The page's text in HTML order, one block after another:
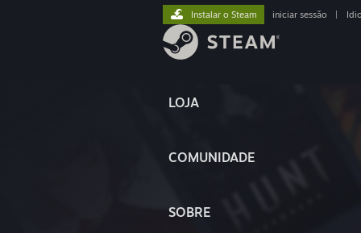
LOJA
COMUNIDADE
SOBRE
Instalar o Steam iniciar sessão